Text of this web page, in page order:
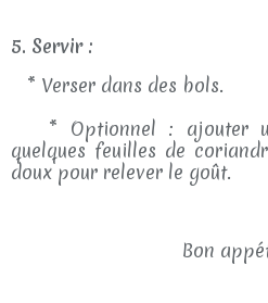
5. Servir :
* Verser dans des bols.
* Optionnel : ajouter
quelques feuilles de
doux pour relever le goût.
Bon